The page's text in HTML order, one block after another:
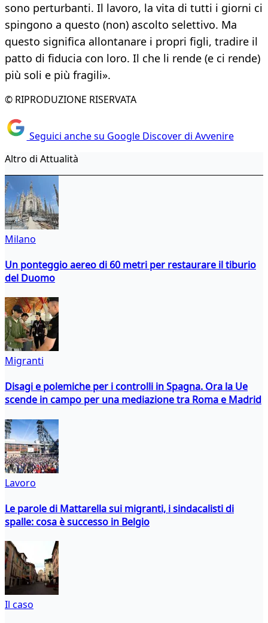
sono perturbanti. Il lavoro, la vita di tutti i giorni ci
spingono a questo (non) ascolto selettivo. Ma
questo significa allontanare i propri figli, tradire il
patto di fiducia con loro. Il che li rende (e ci rende)
più soli e più fragili».
© RIPRODUZIONE RISERVATA
Seguici anche su Google Discover di Avvenire
Altro di Attualità
Milano
Un ponteggio aereo di 60 metri per restaurare il tiburio
del Duomo
Migranti
Disagi e polemiche per i controlli in Spagna. Ora la Ue
scende in campo per una mediazione tra Roma e Madrid
Lavoro
Le parole di Mattarella sui migranti, i sindacalisti di
spalle: cosa è successo in Belgio
Il caso